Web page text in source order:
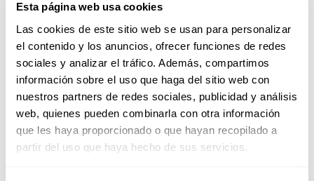
Esta página web usa cookies
Las cookies de este sitio web se usan para personalizar
el contenido y los anuncios, ofrecer funciones de redes
sociales y analizar el tráfico. Además, compartimos
información sobre el uso que haga del sitio web con
nuestros partners de redes sociales, publicidad y análisis
web, quienes pueden combinarla con otra información
que les haya proporcionado o que hayan recopilado a
partir del uso que haya hecho de sus servicios.
Hablar… si se puede
No siempre es posible hablar con mamá. Tal vez
ya no está,tal vez no hay condiciones seguras